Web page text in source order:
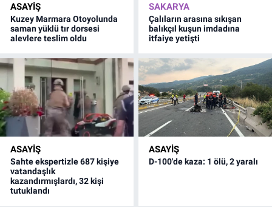
ASAYİŞ
Kuzey Marmara Otoyolunda
saman yüklü tır dorsesi
alevlere teslim oldu
SAKARYA
Çalıların arasına sıkışan
balıkçıl kuşun imdadına
itfaiye yetişti
ASAYİŞ
Sahte ekspertizle 687 kişiye
vatandaşlık
kazandırmışlardı, 32 kişi
tutuklandı
ASAYİŞ
D-100'de kaza: 1 ölü, 2 yaralı